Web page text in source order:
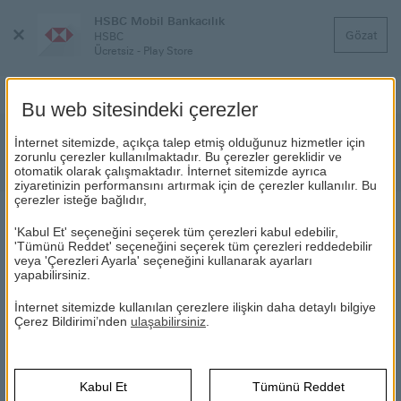
Menüyü
HSBC Mobil Bankacılık
HSBC
Ücretsiz - Play Store
Gözat
iPhone7, iPad Pro ve Apple TV
kazananlar Belli Oldu!
HABERLER
12.10.2017
01 Temmuz – 30 Eylül 2017 tarihleri arasında para transferi ya
da kredi kartı ödemelerini Bireysel İnternet Bankacılığı’ndan
müşterilerimiz arasında yapılan çekiliş sonucunda; iPhone 7,
İpad Pro ve Apple TV kazanan asil ve yedek talihlilerin isimleri
Bu web sitesindeki çerezler
İnternet sitemizde, açıkça talep etmiş olduğunuz hizmetler için
zorunlu çerezler kullanılmaktadır. Bu çerezler gereklidir ve
otomatik olarak çalışmaktadır. İnternet sitemizde ayrıca
ziyaretinizin performansını artırmak için de çerezler kullanılır. Bu
çerezler isteğe bağlıdır,
'Kabul Et' seçeneğini seçerek tüm çerezleri kabul edebilir,
'Tümünü Reddet' seçeneğini seçerek tüm çerezleri reddedebilir
veya 'Çerezleri Ayarla' seçeneğini kullanarak ayarları
yapabilirsiniz.
İnternet sitemizde kullanılan çerezlere ilişkin daha detaylı bilgiye
Çerez Bildirimi’nden ulaşabilirsiniz
Kabul Et Tümünü Reddet